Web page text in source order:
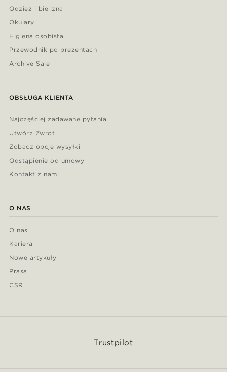
Odzież i bielizna
Okulary
Higiena osobista
Przewodnik po prezentach
Archive Sale
OBSŁUGA KLIENTA
Najczęściej zadawane pytania
Utwórz Zwrot
Zobacz opcje wysyłki
Odstąpienie od umowy
Kontakt z nami
O NAS
O nas
Kariera
Nowe artykuły
Prasa
CSR
Trustpilot